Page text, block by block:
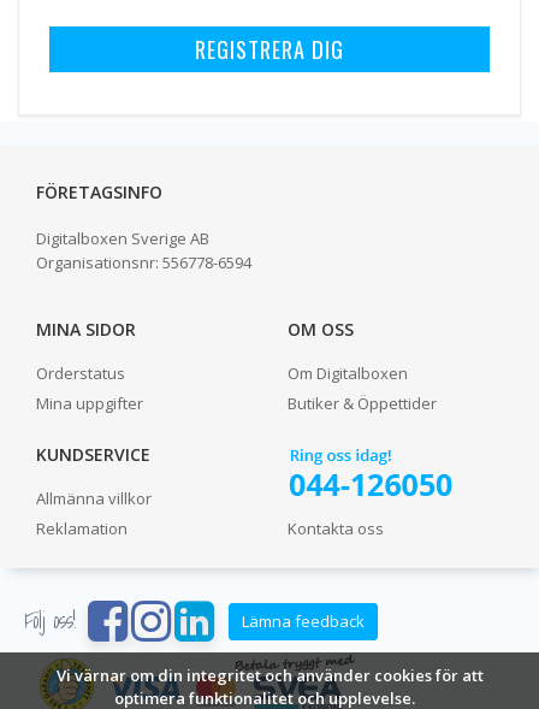
Vi värnar om din integritet och använder cookies för att
optimera funktionalitet och upplevelse.
REGISTRERA DIG
FÖRETAGSINFO
Digitalboxen Sverige AB
Organisationsnr: 556778-6594
MINA SIDOR
Orderstatus
Mina uppgifter
OM OSS
Om Digitalboxen
Butiker & Öppettider
KUNDSERVICE
Allmänna villkor
Reklamation
Kontakta oss
Följ oss! Lämna feedback